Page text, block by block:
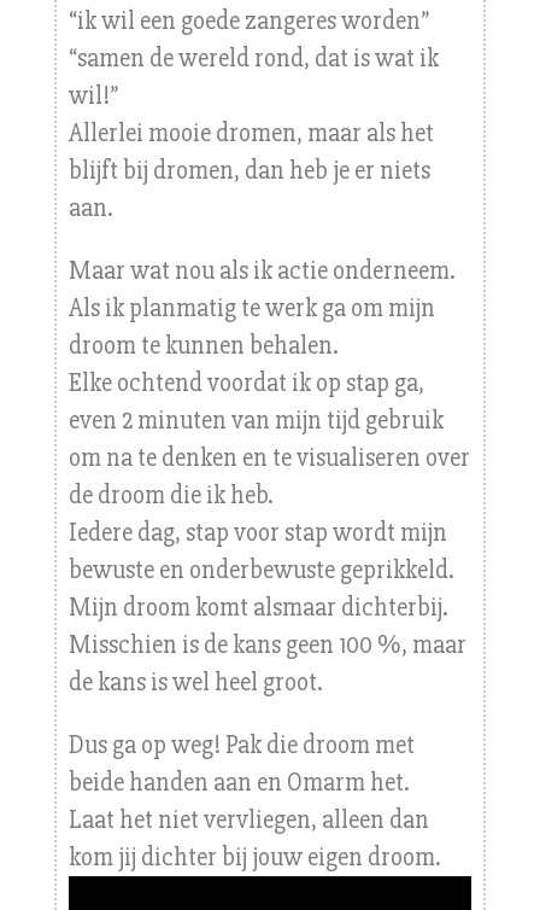
“ik wil een goede zangeres worden”
“samen de wereld rond, dat is wat ik
wil!”
Allerlei mooie dromen, maar als het
blijft bij dromen, dan heb je er niets
aan.
Maar wat nou als ik actie onderneem.
Als ik planmatig te werk ga om mijn
droom te kunnen behalen.
Elke ochtend voordat ik op stap ga,
even 2 minuten van mijn tijd gebruik
om na te denken en te visualiseren over
de droom die ik heb.
Iedere dag, stap voor stap wordt mijn
bewuste en onderbewuste geprikkeld.
Mijn droom komt alsmaar dichterbij.
Misschien is de kans geen 100 %, maar
de kans is wel heel groot.
Dus ga op weg! Pak die droom met
beide handen aan en Omarm het.
Laat het niet vervliegen, alleen dan
kom jij dichter bij jouw eigen droom.